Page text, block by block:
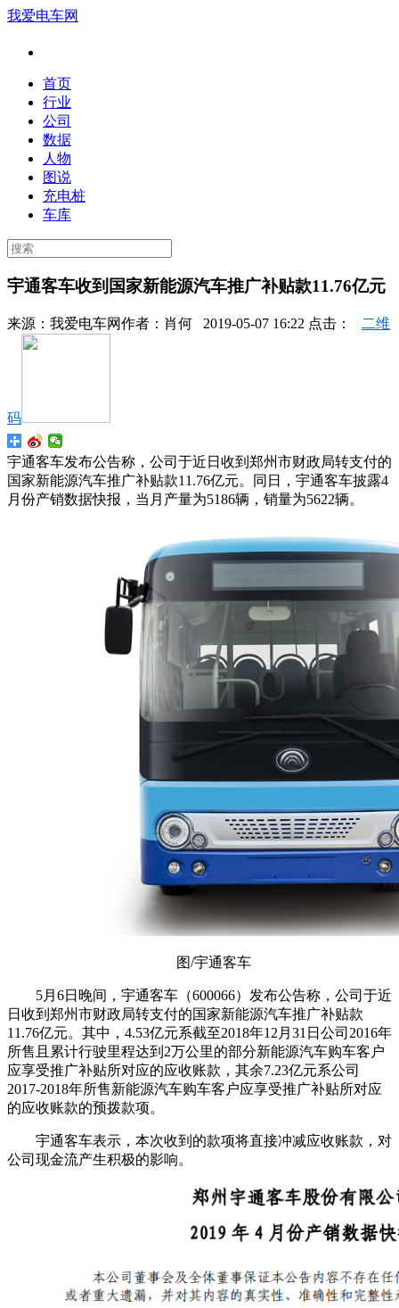
我爱电车网
首页
行业
公司
数据
人物
图说
充电桩
车库
宇通客车收到国家新能源汽车推广补贴款11.76亿元
来源： 我爱电车网作者： 肖何 2019-05-07 16:22 点击： 二维
码
宇通客车发布公告称，公司于近日收到郑州市财政局转支付的
国家新能源汽车推广补贴款11.76亿元。同日，宇通客车披露4
月份产销数据快报，当月产量为5186辆，销量为5622辆。
图/宇通客车
5月6日晚间，宇通客车（600066）发布公告称，公司于近
日收到郑州市财政局转支付的国家新能源汽车推广补贴款
11.76亿元。 其中，4.53亿元系截至2018年12月31日公司2016年
所售且累计行驶里程达到2万公里的部分新能源汽车购车客户
应享受推广补贴所对应的应收账款，其余7.23亿元系公司
2017-2018年所售新能源汽车购车客户应享受推广补贴所对应
的应收账款的预拨款项。
宇通客车表示，本次收到的款项将直接冲减应收账款，对
公司现金流产生积极的影响。